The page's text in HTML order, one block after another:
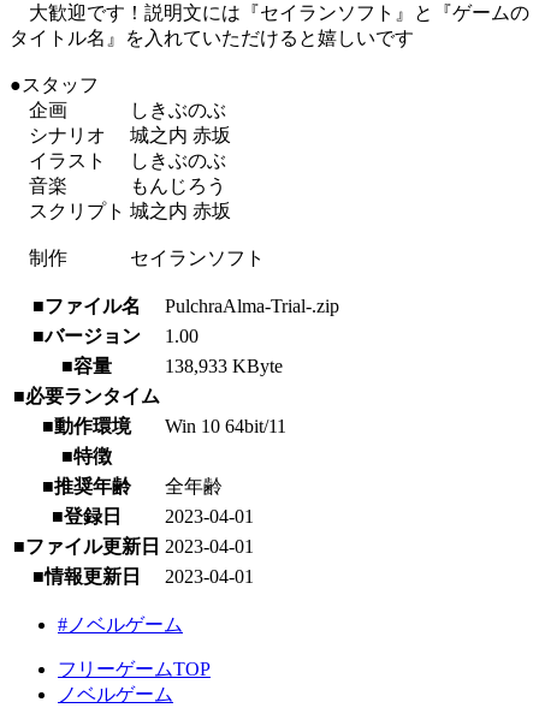
大歓迎です！説明文には『セイランソフト』と『ゲームの
タイトル名』を入れていただけると嬉しいです
●スタッフ
企画 しきぶのぶ
シナリオ 城之内 赤坂
イラスト しきぶのぶ
音楽 もんじろう
スクリプト 城之内 赤坂
制作 セイランソフト
■ファイル名
PulchraAlma-Trial-.zip
■バージョン
1.00
■容量
138,933 KByte
■必要ランタイム
■動作環境
Win 10 64bit/11
■特徴
■推奨年齢
全年齢
■登録日
2023-04-01
■ファイル更新日 2023-04-01
■情報更新日
2023-04-01
#ノベルゲーム
フリーゲームTOP
ノベルゲーム